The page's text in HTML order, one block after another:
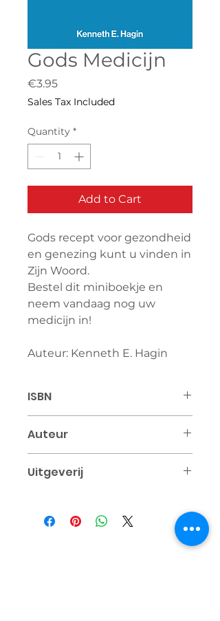
Gods Medicijn
€3.95Price
Sales Tax Included
Quantity *
Add to Cart
Gods recept voor gezondheid
en genezing kunt u vinden in
Zijn Woord.
Bestel dit miniboekje en
neem vandaag nog uw
medicijn in!
Auteur: Kenneth E. Hagin
ISBN
Auteur
Uitgeverij